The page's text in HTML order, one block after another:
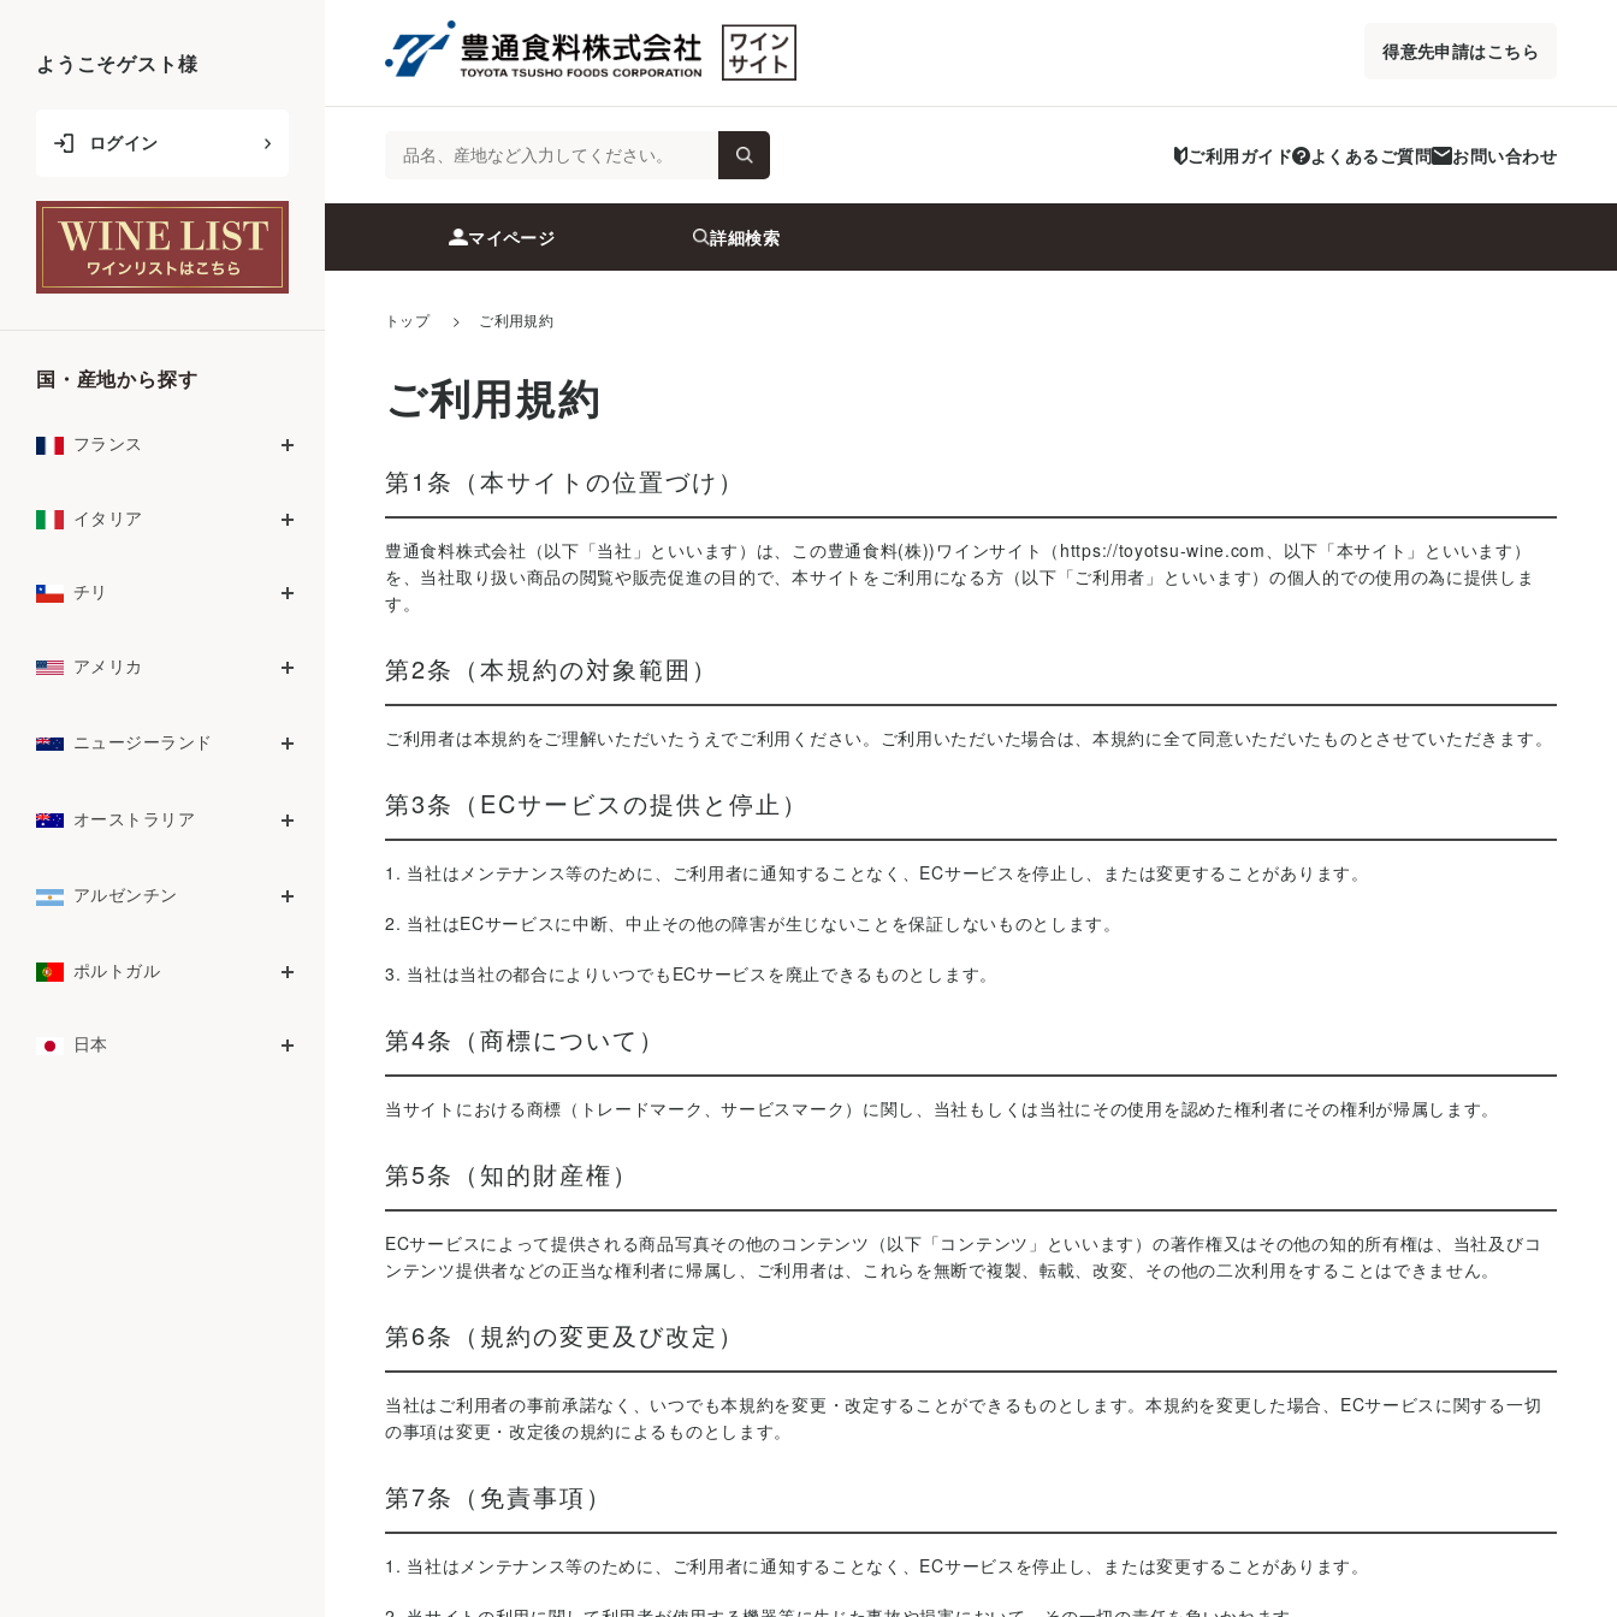
得意先申請はこちら
ご利用ガイド よくあるご質問 お問い合わせ
マイページ 詳細検索
トップ > ご利用規約
ご利用規約
第1条（本サイトの位置づけ）
豊通食料株式会社（以下「当社」といいます）は、この豊通食料(株))ワインサイト（https://toyotsu-wine.com、以下「本サイト」といいます）
を、当社取り扱い商品の閲覧や販売促進の目的で、本サイトをご利用になる方（以下「ご利用者」といいます）の個人的での使用の為に提供しま
す。
第2条（本規約の対象範囲）
ご利用者は本規約をご理解いただいたうえでご利用ください。ご利用いただいた場合は、本規約に全て同意いただいたものとさせていただきます。
第3条（ECサービスの提供と停止）
1. 当社はメンテナンス等のために、ご利用者に通知することなく、ECサービスを停止し、または変更することがあります。
2. 当社はECサービスに中断、中止その他の障害が生じないことを保証しないものとします。
3. 当社は当社の都合によりいつでもECサービスを廃止できるものとします。
第4条（商標について）
当サイトにおける商標（トレードマーク、サービスマーク）に関し、当社もしくは当社にその使用を認めた権利者にその権利が帰属します。
第5条（知的財産権）
ECサービスによって提供される商品写真その他のコンテンツ（以下「コンテンツ」といいます）の著作権又はその他の知的所有権は、当社及びコ
ンテンツ提供者などの正当な権利者に帰属し、ご利用者は、これらを無断で複製、転載、改変、その他の二次利用をすることはできません。
第6条（規約の変更及び改定）
当社はご利用者の事前承諾なく、いつでも本規約を変更・改定することができるものとします。本規約を変更した場合、ECサービスに関する一切
の事項は変更・改定後の規約によるものとします。
第7条（免責事項）
1. 当社はメンテナンス等のために、ご利用者に通知することなく、ECサービスを停止し、または変更することがあります。
ようこそゲスト様
ログイン
国・産地から探す
フランス
イタリア
チリ
アメリカ
ニュージーランド
オーストラリア
アルゼンチン
ポルトガル
日本
ようこそゲスト様
ログイン
国・産地から探す
フランス
イタリア
チリ
アメリカ
ニュージーランド
オーストラリア
アルゼンチン
ポルトガル
日本